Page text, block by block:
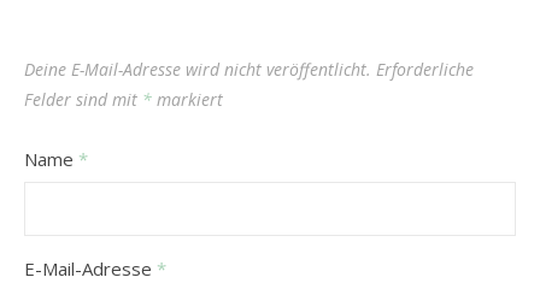
Deine E-Mail-Adresse wird nicht veröffentlicht. Erforderliche
Felder sind mit * markiert
Name *
E-Mail-Adresse *